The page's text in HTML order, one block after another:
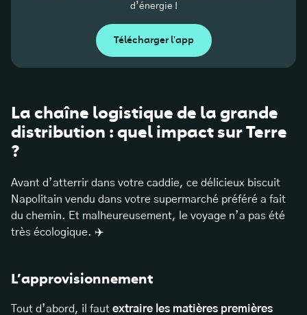
d’énergie !
Télécharger l'app
La chaîne logistique de la grande
distribution : quel impact sur Terre
?
Avant d’atterrir dans votre caddie, ce délicieux biscuit
Napolitain vendu dans votre supermarché préféré a fait
du chemin. Et malheureusement, le voyage n’a pas été
très écologique. ✈️
L’approvisionnement
Tout d’abord, il faut extraire les matières premières